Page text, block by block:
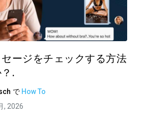
ージをチェックする方法
.
で How To
, 2026